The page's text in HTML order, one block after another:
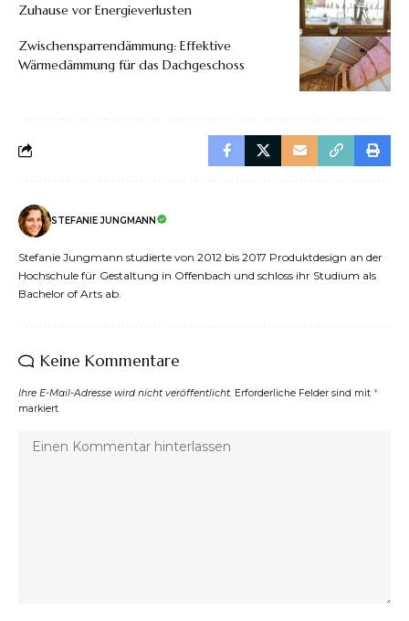
Zuhause vor Energieverlusten
Zwischensparrendämmung: Effektive
Wärmedämmung für das Dachgeschoss
STEFANIE JUNGMANN
Stefanie Jungmann studierte von 2012 bis 2017 Produktdesign an der
Hochschule für Gestaltung in Offenbach und schloss ihr Studium als
Bachelor of Arts ab.
Keine Kommentare
Ihre E-Mail-Adresse wird nicht veröffentlicht. Erforderliche Felder sind mit *
markiert